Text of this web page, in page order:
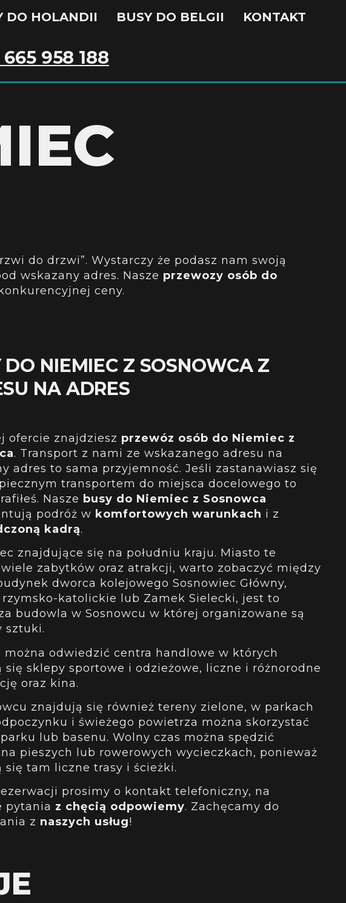
DO HOLANDII BUSY DO BELGII KONTAKT
958 188
do drzwi”. Wystarczy że podasz nam swoją
wskazany adres. Nasze przewozy osób do
ceny.
DO NIEMIEC Z SOSNOWCA Z
NA ADRES
ofercie znajdziesz przewóz osób do Niemiec z
. Transport z nami ze wskazanego adresu na
adres to sama przyjemność. Jeśli zastanawiasz się
transportem do miejsca docelowego to
Nasze busy do Niemiec z Sosnowca
podróż w komfortowych warunkach i z
kadrą.
znajdujące się na południu kraju. Miasto te
zabytków oraz atrakcji, warto zobaczyć między
dworca kolejowego Sosnowiec Główny,
rzymsko-katolickie lub Zamek Sielecki, jest to
budowla w Sosnowcu w której organizowane są
sztuki.
można odwiedzić centra handlowe w których
się sklepy sportowe i odzieżowe, liczne i różnorodne
oraz kina.
znajdują się również tereny zielone, w parkach
i świeżego powietrza można skorzystać
lub basenu. Wolny czas można spędzić
pieszych lub rowerowych wycieczkach, ponieważ
się tam liczne trasy i ścieżki.
prosimy o kontakt telefoniczny, na
pytania z chęcią odpowiemy. Zachęcamy do
z naszych usług!